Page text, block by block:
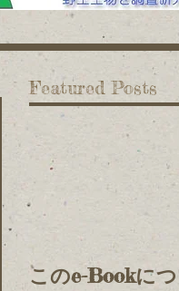
Featured Posts
このe-Bookに